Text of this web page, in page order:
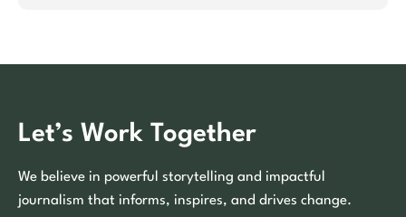
Let’s Work Together
We believe in powerful storytelling and impactful
journalism that informs, inspires, and drives change.